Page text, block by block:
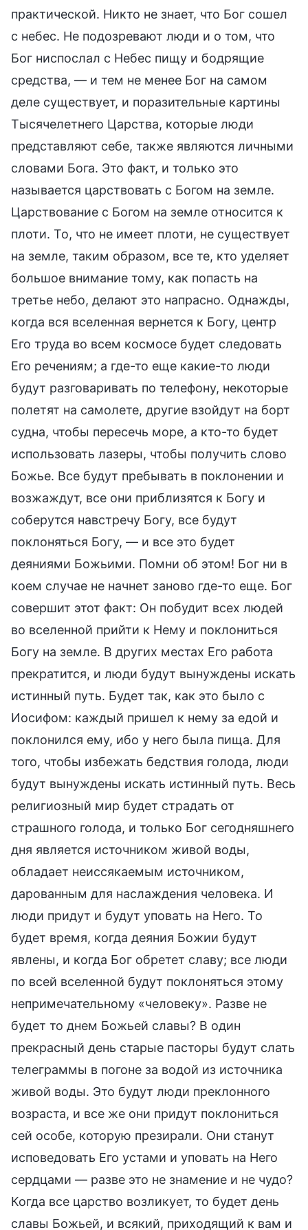
практической. Никто не знает, что Бог сошел
с небес. Не подозревают люди и о том, что
Бог ниспослал с Небес пищу и бодрящие
средства, — и тем не менее Бог на самом
деле существует, и поразительные картины
Тысячелетнего Царства, которые люди
представляют себе, также являются личными
словами Бога. Это факт, и только это
называется царствовать с Богом на земле.
Царствование с Богом на земле относится к
плоти. То, что не имеет плоти, не существует
на земле, таким образом, все те, кто уделяет
большое внимание тому, как попасть на
третье небо, делают это напрасно. Однажды,
когда вся вселенная вернется к Богу, центр
Его труда во всем космосе будет следовать
Его речениям; а где-то еще какие-то люди
будут разговаривать по телефону, некоторые
полетят на самолете, другие взойдут на борт
судна, чтобы пересечь море, а кто-то будет
использовать лазеры, чтобы получить слово
Божье. Все будут пребывать в поклонении и
возжаждут, все они приблизятся к Богу и
соберутся навстречу Богу, все будут
поклоняться Богу, — и все это будет
деяниями Божьими. Помни об этом! Бог ни в
коем случае не начнет заново где-то еще. Бог
совершит этот факт: Он побудит всех людей
во вселенной прийти к Нему и поклониться
Богу на земле. В других местах Его работа
прекратится, и люди будут вынуждены искать
истинный путь. Будет так, как это было с
Иосифом: каждый пришел к нему за едой и
поклонился ему, ибо у него была пища. Для
того, чтобы избежать бедствия голода, люди
будут вынуждены искать истинный путь. Весь
религиозный мир будет страдать от
страшного голода, и только Бог сегодняшнего
дня является источником живой воды,
обладает неиссякаемым источником,
дарованным для наслаждения человека. И
люди придут и будут уповать на Него. То
будет время, когда деяния Божии будут
явлены, и когда Бог обретет славу; все люди
по всей вселенной будут поклоняться этому
непримечательному «человеку». Разве не
будет то днем Божьей славы? В один
прекрасный день старые пасторы будут слать
телеграммы в погоне за водой из источника
живой воды. Это будут люди преклонного
возраста, и все же они придут поклониться
сей особе, которую презирали. Они станут
исповедовать Его устами и уповать на Него
сердцами — разве это не знамение и не чудо?
Когда все царство возликует, то будет день
славы Божьей, и всякий, приходящий к вам и